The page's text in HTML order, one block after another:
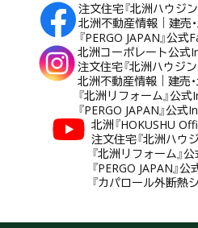
注文住宅『北洲ハウジ
北洲不動産情報｜建売
『PERGO JAPAN』公
北洲コーポレート公式
注文住宅『北洲ハウジ
北洲不動産情報｜建売
『北洲リフォーム』公
『PERGO JAPAN』公
北洲『HOKUSHU
注文住宅『北洲ハウ
『北洲リフォーム』
『PERGO JAPAN』
『カパロール外断熱